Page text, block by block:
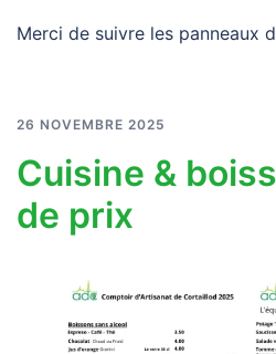
Merci de suivre les panneaux
26 NOVEMBRE 2025
Cuisine &
de prix